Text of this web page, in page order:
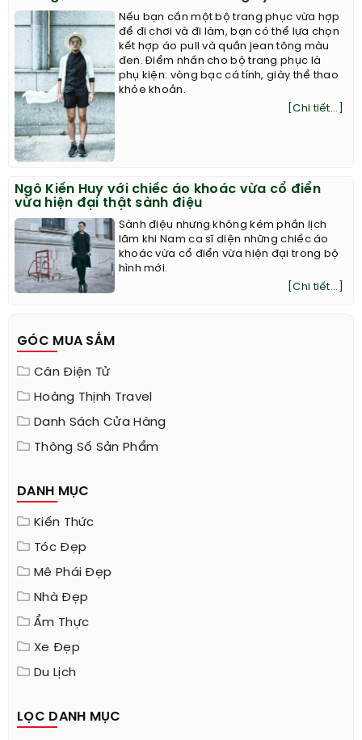
Nếu bạn cần một bộ trang phục vừa hợp
để đi chơi và đi làm, bạn có thể lựa chọn
kết hợp áo pull và quần jean tông màu
đen. Điểm nhấn cho bộ trang phục là
phụ kiện: vòng bạc cá tính, giày thể thao
khỏe khoắn.
[Chi tiết...]
Ngô Kiến Huy với chiếc áo khoác vừa cổ điển
vừa hiện đại thật sành điệu
Sành điệu nhưng không kém phần lịch
lãm khi Nam ca sĩ diện những chiếc áo
khoác vừa cổ điển vừa hiện đại trong bộ
hình mới.
[Chi tiết...]
GÓC MUA SẮM
Cân Điện Tử
Hoàng Thịnh Travel
Danh Sách Cửa Hàng
Thông Số Sản Phẩm
DANH MỤC
Kiến Thức
Tóc Đẹp
Mê Phái Đẹp
Nhà Đẹp
Ẩm Thực
Xe Đẹp
Du Lịch
LỌC DANH MỤC